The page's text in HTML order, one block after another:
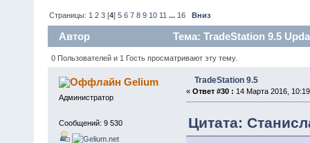
Страницы: 1 2 3 [4]5 6 7 8 9 10 11 ... 16 Вниз
Автор Тема: TradeStation 9.5
0 Пользователей и 1 Гость просматривают эту тему.
Gelium
Администратор
Сообщений: 9 530
TradeStation 9.5
« Ответ #30 : 14 Марта 2016,
Цитата: